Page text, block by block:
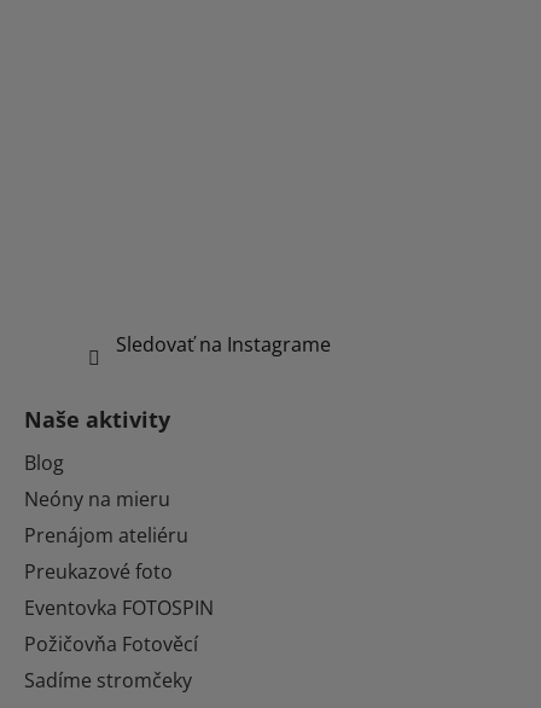
Sledovať na Instagrame
Naše aktivity
Blog
Neóny na mieru
Prenájom ateliéru
Preukazové foto
Eventovka FOTOSPIN
Požičovňa Fotověcí
Sadíme stromčeky